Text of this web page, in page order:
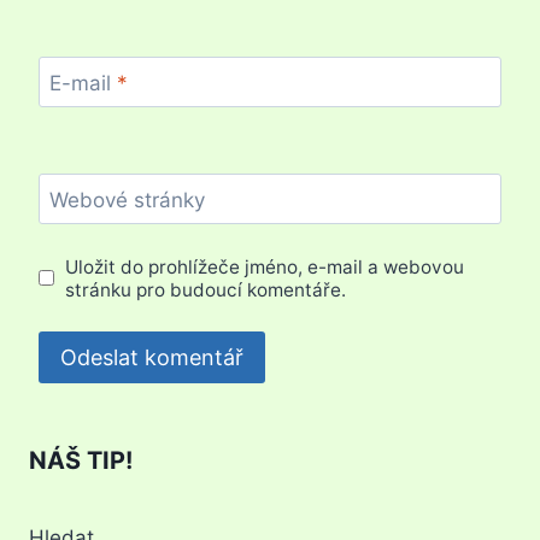
E-mail *
Webové stránky
Uložit do prohlížeče jméno, e-mail a webovou
stránku pro budoucí komentáře.
NÁŠ TIP!